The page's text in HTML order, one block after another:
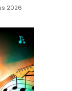
2026